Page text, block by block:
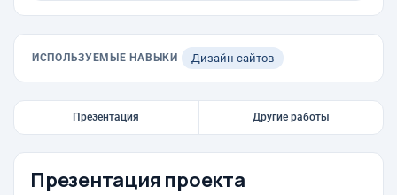
ИСПОЛЬЗУЕМЫЕ НАВЫКИ Дизайн сайтов
Презентация Другие работы
Презентация проекта